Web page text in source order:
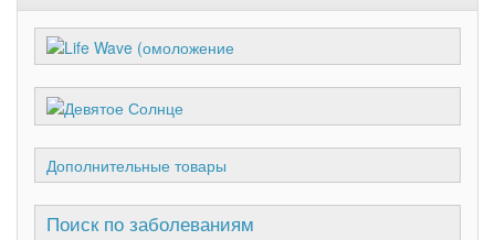
Дополнительные товары
Поиск по заболеваниям